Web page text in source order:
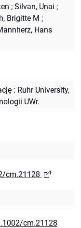
; Silvan, Unai ;
Brigitte M ;
Hans
: Ruhr University,
UWr.
cm.21128
cm.21128